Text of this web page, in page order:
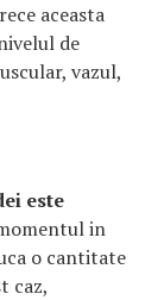
aceasta
de
vazul,
este
in
o cantitate
caz,